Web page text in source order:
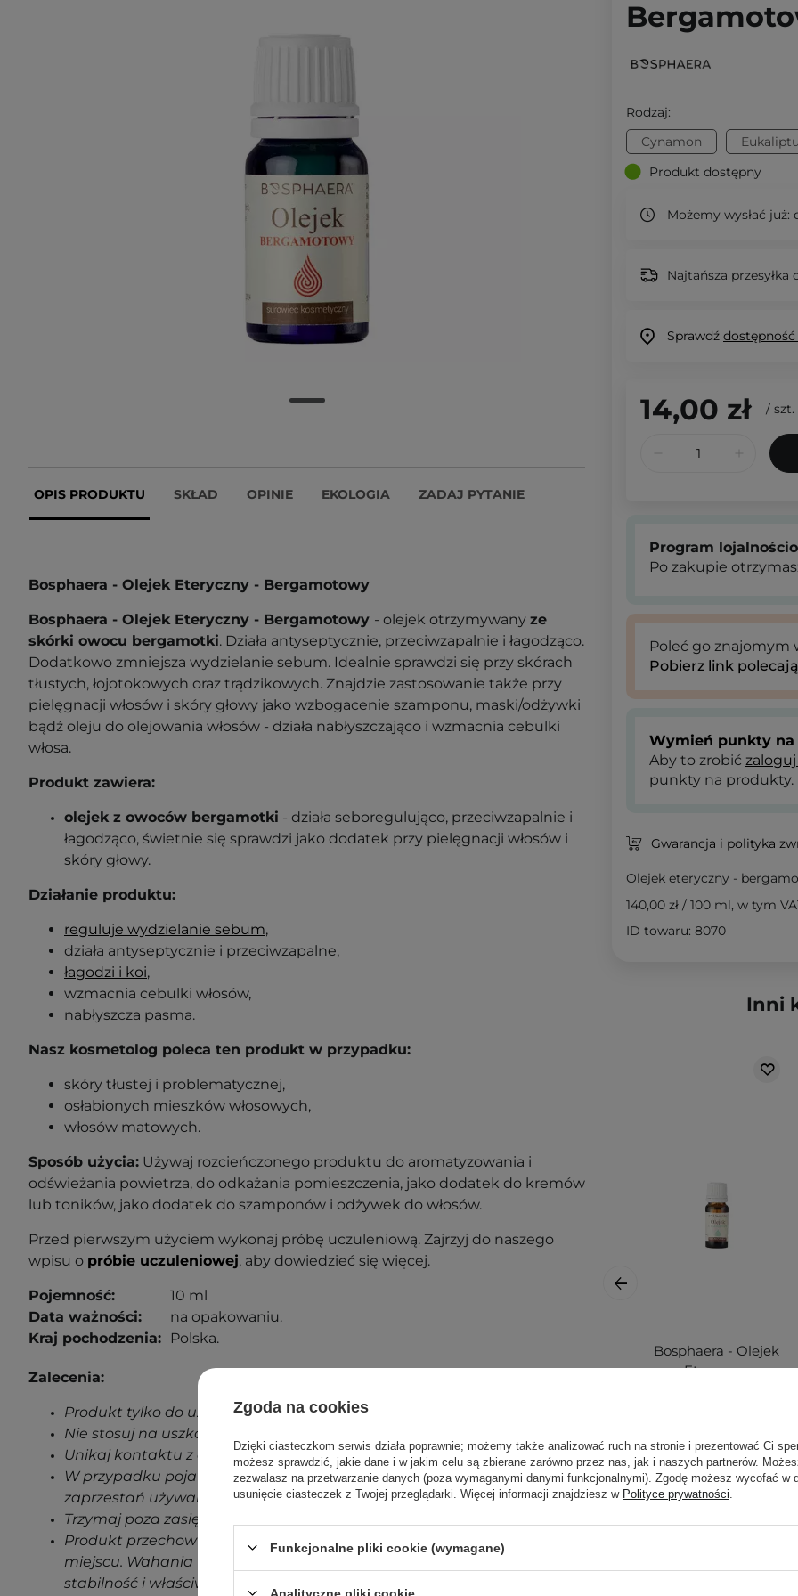
OPIS PRODUKTU SKŁAD OPINIE EKOLOGIA ZADAJ PYTANIE
Bosphaera - Olejek Eteryczny - Bergamotowy
Bosphaera - Olejek Eteryczny - Bergamotowy - olejek otrzymywany ze
skórki owocu bergamotki. Działa antyseptycznie, przeciwzapalnie i łagodząco.
Dodatkowo zmniejsza wydzielanie sebum. Idealnie sprawdzi się przy skórach
tłustych, łojotokowych oraz trądzikowych. Znajdzie zastosowanie także przy
pielęgnacji włosów i skóry głowy jako wzbogacenie szamponu, maski/odżywki
bądź oleju do olejowania włosów - działa nabłyszczająco i wzmacnia cebulki
włosa.
Produkt zawiera:
olejek z owoców bergamotki - działa seboregulująco, przeciwzapalnie i
łagodząco, świetnie się sprawdzi jako dodatek przy pielęgnacji włosów i
skóry głowy.
Działanie produktu:
reguluje wydzielanie sebum,
działa antyseptycznie i przeciwzapalne,
łagodzi i koi,
wzmacnia cebulki włosów,
nabłyszcza pasma.
Nasz kosmetolog poleca ten produkt w przypadku:
skóry tłustej i problematycznej,
osłabionych mieszków włosowych,
włosów matowych.
Sposób użycia: Używaj rozcieńczonego produktu do aromatyzowania i
odświeżania powietrza, do odkażania pomieszczenia, jako dodatek do kremów
lub toników, jako dodatek do szamponów i odżywek do włosów.
Przed pierwszym użyciem wykonaj próbę uczuleniową. Zajrzyj do naszego
wpisu o próbie uczuleniowej, aby dowiedzieć się więcej.
Pojemność:
10 ml
Data ważności:
na opakowaniu.
Kraj pochodzenia:
Polska.
Zalecenia:
Produkt tylko do użytku zewnętrznego.
Nie stosuj na uszkodzoną skórę.
Unikaj kontaktu z oczami.
W przypadku pojawienia się jakichkolwiek oznak podrażnienia,
zaprzestań używania produktu.
Trzymaj poza zasięgiem dzieci.
Produkt przechowuj w temperaturze pokojowej, w zacienionym
miejscu. Wahania temperatur podczas transportu nie wpłyną na
stabilność i właściwości produktu.
Rodzaj:
Cynamon
Produkt dostępny
Możemy wysłać już:
Najtańsza przesyłka
Sprawdź
14,00 zł / szt.
Program
Po zakupie
Poleć go znajomym
Pobierz link
Wymień punkty na
Aby to zrobić
punkty na produkty.
Gwarancja i polityka
Olejek eteryczny -
140,00 zł / 100 ml, w tym
ID towaru: 8070
Inni
Bosphaera - Olejek
Eteryczny
Zgoda na cookies
Dzięki ciasteczkom serwis działa poprawnie; możemy także analizować ruch na stronie i prezentować Ci
możesz sprawdzić, jakie dane i w jakim celu są zbierane zarówno przez nas, jak i naszych partnerów.
zezwalasz na przetwarzanie danych (poza wymaganymi danymi funkcjonalnymi). Zgodę możesz wycofać w
usunięcie ciasteczek z Twojej przeglądarki. Więcej informacji znajdziesz w Polityce prywatności
Funkcjonalne pliki cookie (wymagane)
Analityczne pliki cookie